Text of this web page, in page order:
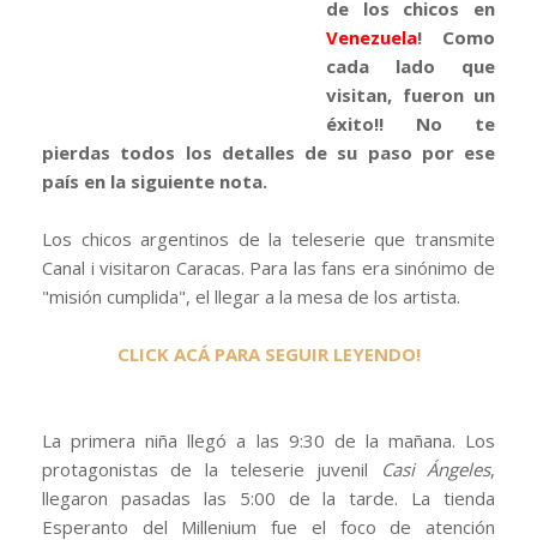
de los chicos en
Venezuela! Como
cada lado que
visitan, fueron un
éxito!! No te
pierdas todos los detalles de su paso por ese
país en la siguiente nota.
Los chicos argentinos de la teleserie que transmite
Canal i visitaron Caracas. Para las fans era sinónimo de
"misión cumplida", el llegar a la mesa de los artista.
CLICK ACÁ PARA SEGUIR LEYENDO!
La primera niña llegó a las 9:30 de la mañana. Los
protagonistas de la teleserie juvenil
Casi Ángeles,
llegaron pasadas las 5:00 de la tarde. La tienda
Esperanto del Millenium fue el foco de atención